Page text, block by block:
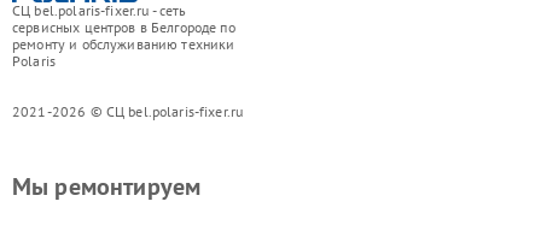
СЦ bel.polaris-fixer.ru - сеть
сервисных центров в Белгороде по
ремонту и обслуживанию техники
Polaris
2021-2026 © СЦ bel.polaris-fixer.ru
Мы ремонтируем